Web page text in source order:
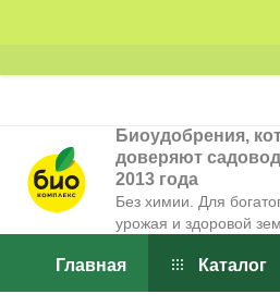
Биоудобрения,
доверяют
2013 года
Без химии. Для
урожая и здоровой
Главная Каталог